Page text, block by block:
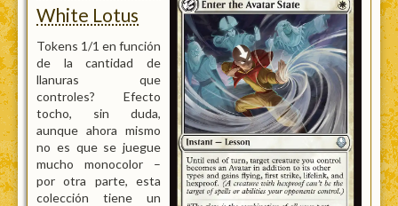
White Lotus
Tokens 1/1 en función
de la cantidad de
llanuras que
controles? Efecto
tocho, sin duda,
aunque ahora mismo
no es que se juegue
mucho monocolor –
por otra parte, esta
colección tiene un